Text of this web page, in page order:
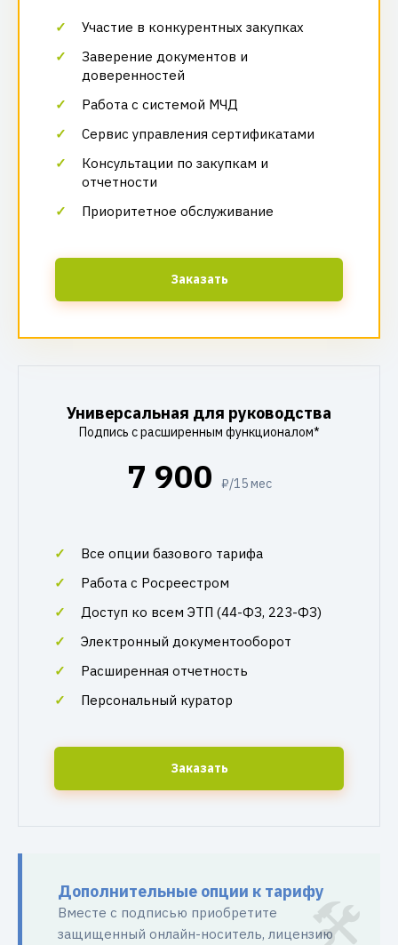
Участие в конкурентных закупках
Заверение документов и
доверенностей
Работа с системой МЧД
Сервис управления сертификатами
Консультации по закупкам и
отчетности
Приоритетное обслуживание
Заказать
Универсальная для руководства
Подпись с расширенным функционалом*
7 900 ₽/15 мес
Все опции базового тарифа
Работа с Росреестром
Доступ ко всем ЭТП (44-ФЗ, 223-ФЗ)
Электронный документооборот
Расширенная отчетность
Персональный куратор
Заказать
Дополнительные опции к тарифу
Вместе с подписью приобретите
защищенный онлайн-носитель, лицензию